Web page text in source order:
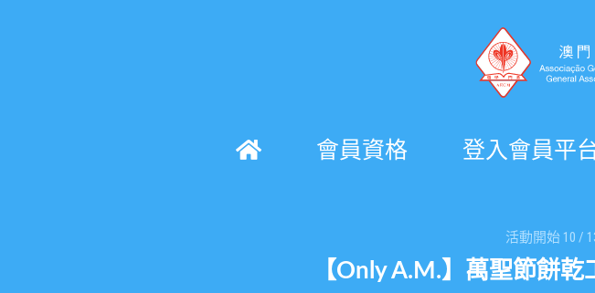
會員資格 登入會員平
活動開始 10 /
【Only A.M.】萬聖節餅